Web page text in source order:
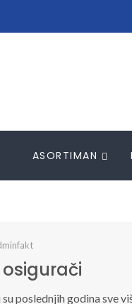
ASORTIMAN
poslednjih godina sve